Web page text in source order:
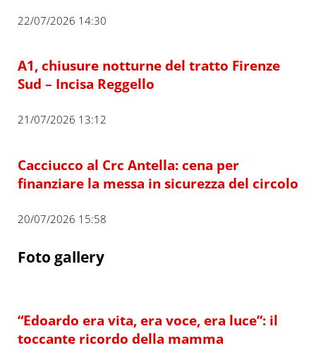
22/07/2026 14:30
A1, chiusure notturne del tratto Firenze
Sud – Incisa Reggello
21/07/2026 13:12
Cacciucco al Crc Antella: cena per
finanziare la messa in sicurezza del circolo
20/07/2026 15:58
Foto gallery
“Edoardo era vita, era voce, era luce”: il
toccante ricordo della mamma